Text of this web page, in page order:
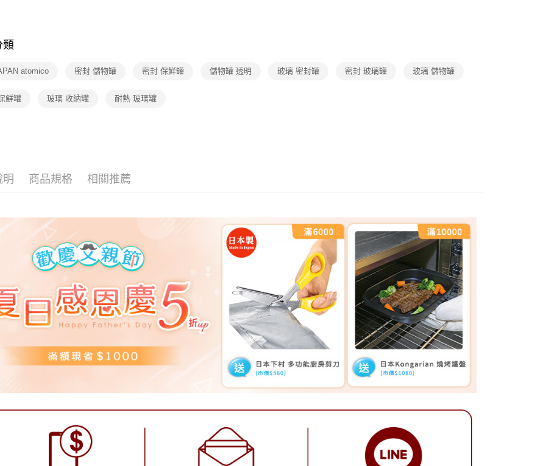
類
atomico 密封 儲物罐 密封 保鮮罐 儲物罐 透明 玻璃 密封罐 密封 玻璃罐 玻璃 儲物罐
鮮罐 玻璃 收納罐 耐熱 玻璃罐
明 商品規格 相關推薦